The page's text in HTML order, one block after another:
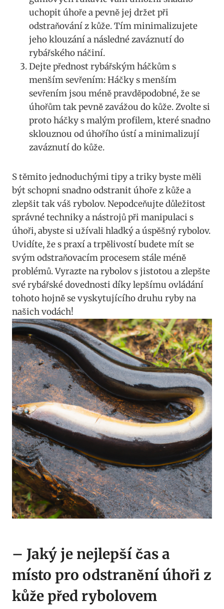
uchopit úhoře a pevně jej držet při
odstraňování z kůže. Tím minimalizujete
jeho klouzání a následné zaváznutí do
rybářského náčiní.
Dejte přednost rybářským háčkům s
menším sevřením: Háčky s menším
sevřením jsou méně pravděpodobné, že se
úhořům tak pevně zavážou do kůže. Zvolte si
proto háčky s malým profilem, které snadno
sklouznou od úhořího ústí a minimalizují
zaváznutí do kůže.
S těmito jednoduchými tipy a triky byste měli
být schopni snadno odstranit úhoře z kůže a
zlepšit tak váš rybolov. Nepodceňujte důležitost
správné techniky a nástrojů při manipulaci s
úhoři, abyste si užívali hladký a úspěšný rybolov.
Uvidíte, že s praxí a trpělivostí budete mít se
svým odstraňovacím procesem stále méně
problémů. Vyrazte na rybolov s jistotou a zlepšte
své rybářské dovednosti díky lepšímu ovládání
tohoto hojně se vyskytujícího druhu ryby na
našich vodách!
– Jaký je nejlepší čas a
místo pro odstranění úhoři z
kůže před rybolovem